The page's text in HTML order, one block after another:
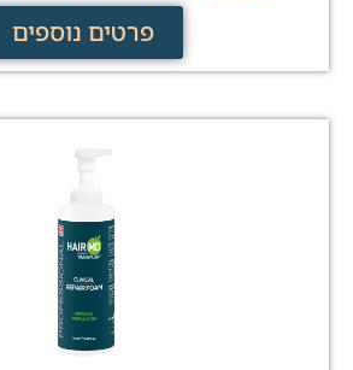
פרטים נוספים